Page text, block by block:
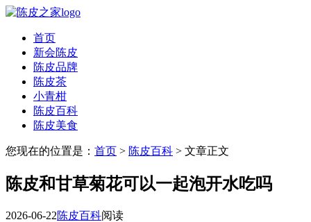
首页
新会陈皮
陈皮品牌
陈皮茶
小青柑
陈皮百科
陈皮美食
您现在的位置是： 首页 > 陈皮百科 > 文章正文
陈皮和甘草菊花可以一起泡开水吃吗
2026-06-22陈皮百科阅读